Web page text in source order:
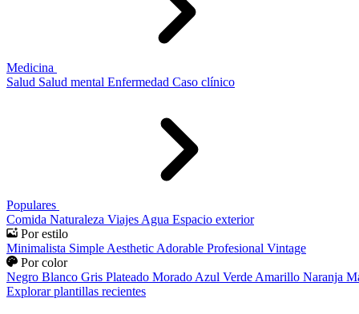
Medicina
Salud Salud mental Enfermedad Caso clínico
Populares
Comida Naturaleza Viajes Agua Espacio exterior
Por estilo
Minimalista Simple Aesthetic Adorable Profesional Vintage
Por color
Negro Blanco Gris Plateado Morado Azul Verde Amarillo Naranja
Explorar plantillas recientes